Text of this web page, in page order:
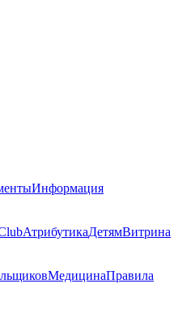
Информация
АтрибутикаДетямВитрина
МедицинаПравила